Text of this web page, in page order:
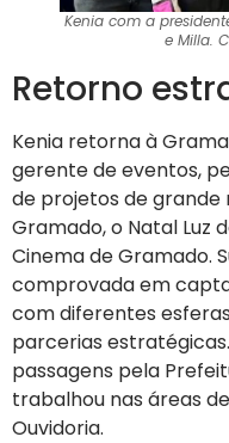
Kenia com a
e Milla.
Retorno
Kenia retorna à
gerente de eventos,
de projetos de grande
Gramado, o Natal Luz
Cinema de Gramado.
comprovada em
com diferentes
parcerias
passagens pela
trabalhou nas áreas
Ouvidoria.